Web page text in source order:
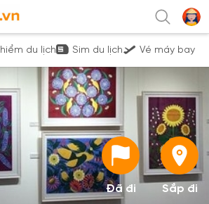
du lịch Sim du lịch Vé máy bay
Đã đi Sắp đi